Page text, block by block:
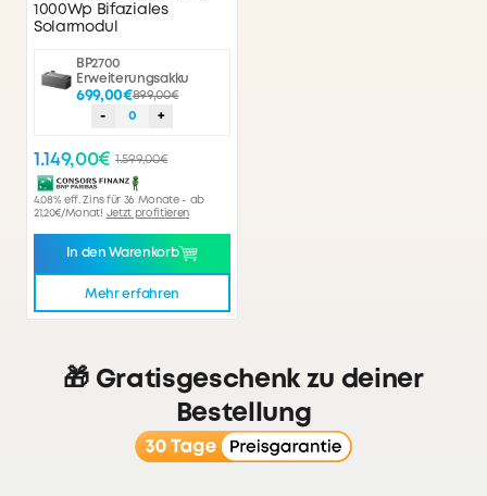
1000Wp Bifaziales
Solarmodul
BP2700
Erweiterungsakku
699,00€899,00€
-
0 +
1.149,00€ 1.599,00€
4.08% eff. Zins für 36 Monate - ab
21,20€/Monat! Jetzt profitieren
In den Warenkorb
Mehr erfahren
🎁 Gratisgeschenk zu deiner
Bestellung